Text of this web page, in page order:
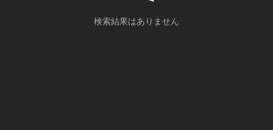
検索結果はありません